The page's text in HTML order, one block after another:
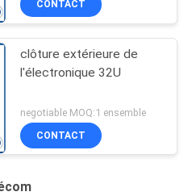
CONTACT
clôture extérieure de
l'électronique 32U
negotiable MOQ:1 ensemble
CONTACT